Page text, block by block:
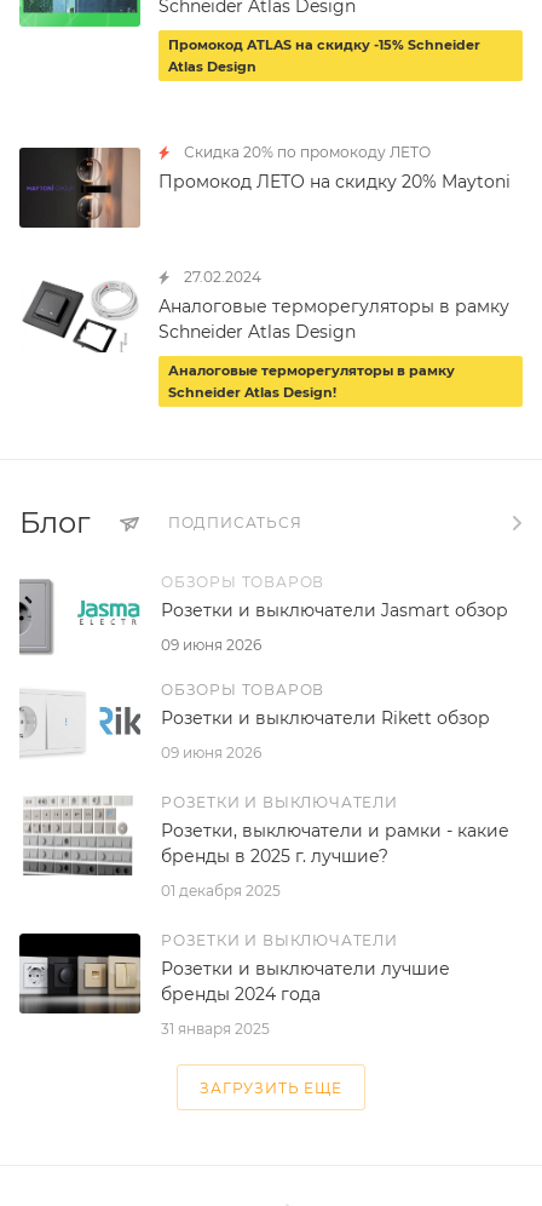
Schneider Atlas Design
Промокод ATLAS на скидку -15% Schneider
Atlas Design
Скидка 20% по промокоду ЛЕТО
Промокод ЛЕТО на скидку 20% Maytoni
27.02.2024
Аналоговые терморегуляторы в рамку
Schneider Atlas Design
Аналоговые терморегуляторы в рамку
Schneider Atlas Design!
Блог ПОДПИСАТЬСЯ
ОБЗОРЫ ТОВАРОВ
09 июня 2026
Розетки и выключатели Jasmart обзор
ОБЗОРЫ ТОВАРОВ
09 июня 2026
Розетки и выключатели Rikett обзор
РОЗЕТКИ И ВЫКЛЮЧАТЕЛИ
01 декабря 2025
Розетки, выключатели и рамки - какие
бренды в 2025 г. лучшие?
РОЗЕТКИ И ВЫКЛЮЧАТЕЛИ
31 января 2025
Розетки и выключатели лучшие
бренды 2024 года
ЗАГРУЗИТЬ ЕЩЕ